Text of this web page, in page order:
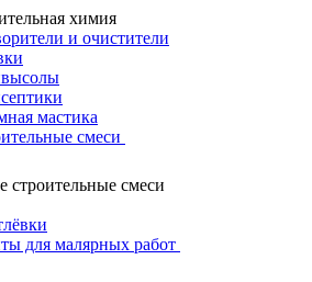
химия
и очистители
мастика
смеси
строительные смеси
для малярных работ